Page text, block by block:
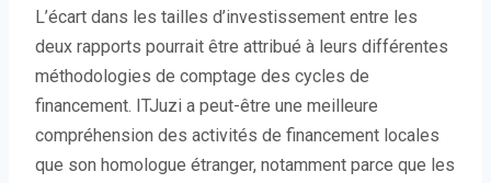
L’écart dans les tailles d’investissement entre les
deux rapports pourrait être attribué à leurs différentes
méthodologies de comptage des cycles de
financement. ITJuzi a peut-être une meilleure
compréhension des activités de financement locales
que son homologue étranger, notamment parce que les